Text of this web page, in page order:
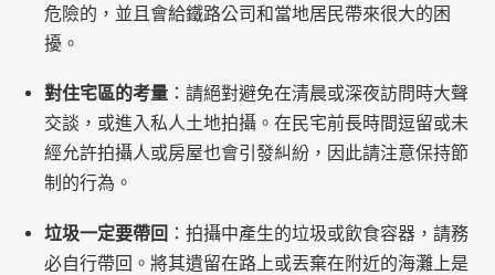
危險的，並且會給鐵路公司和當地居民帶來很大的困
擾。
對住宅區的考量 ：請絕對避免在清晨或深夜訪問時大聲
交談，或進入私人土地拍攝。在民宅前長時間逗留或未
經允許拍攝人或房屋也會引發糾紛，因此請注意保持節
制的行為。
垃圾一定要帶回 ：拍攝中產生的垃圾或飲食容器，請務
必自行帶回。將其遺留在路上或丟棄在附近的海灘上是